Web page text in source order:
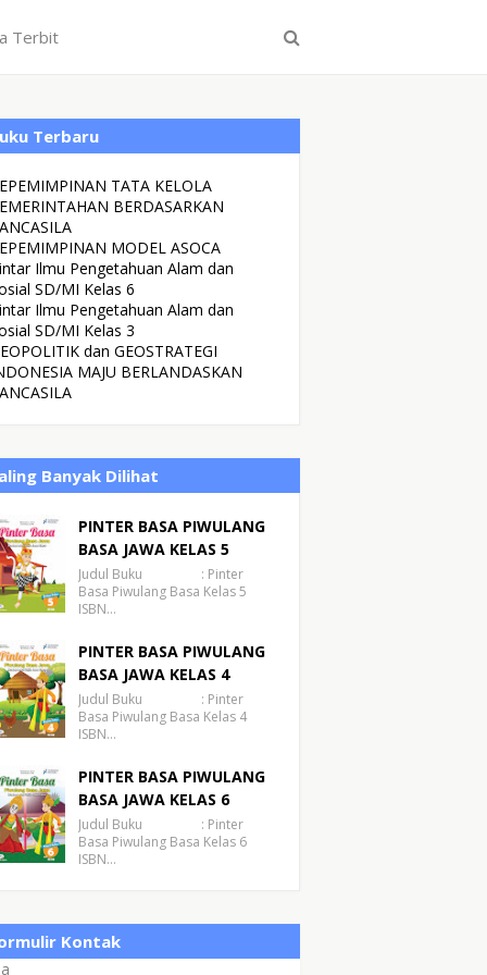
Terbit
Terbaru
TATA KELOLA
BERDASARKAN
MODEL ASOCA
Ilmu Pengetahuan Alam dan
SD/MI Kelas 6
Ilmu Pengetahuan Alam dan
SD/MI Kelas 3
dan GEOSTRATEGI
MAJU BERLANDASKAN
Banyak Dilihat
PINTER BASA PIWULANG
BASA JAWA KELAS 5
Judul Buku : Pinter
Basa Piwulang Basa Kelas 5
ISBN…
PINTER BASA PIWULANG
BASA JAWA KELAS 4
Judul Buku : Pinter
Basa Piwulang Basa Kelas 4
ISBN…
PINTER BASA PIWULANG
BASA JAWA KELAS 6
Judul Buku : Pinter
Basa Piwulang Basa Kelas 6
ISBN…
Kontak